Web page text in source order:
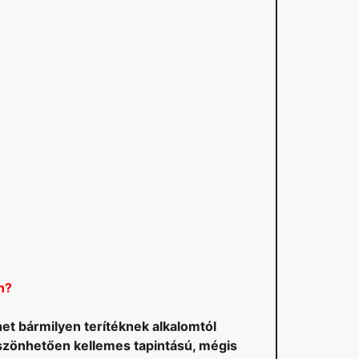
bármilyen terítéknek alkalomtól
kellemes tapintású, mégis